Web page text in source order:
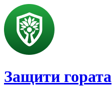
Защити гората